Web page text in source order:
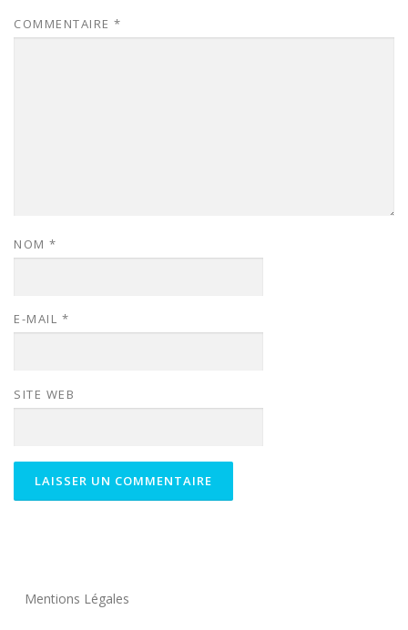
COMMENTAIRE *
NOM *
E-MAIL *
SITE WEB
Mentions Légales